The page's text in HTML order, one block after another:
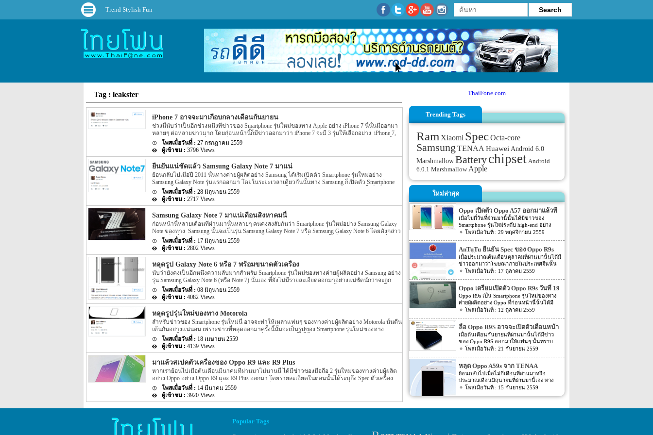
Trend Stylish Fun
Tag : leakster
iPhone 7 อาจจะมาเกือบกลางเดือนกันยายน
ช่วงนี้นับว่าเป็นอีกช่วงหนึ่งที่ข่าวของ Smartphone รุ่นใหม่ของทาง Apple อย่าง iPhone 7 นี้นั้นมีออกมา
หลายๆ ต่อหลายข่าวมาก โดยก่อนหน้านี้ก็มีข่าวออกมาว่า iPhone 7 จะมี 3 รุ่นให้เลือกอย่าง iPhone 7,
iPhone 7 Plus และรุ่นที่มีราคาที่แพงกว่าเดิมอย่างรุ่น iPhone 7 Pro ออกมาให้เลือก โดยข่าวในตอนนั้น
ค่อนข้างที่จะเป็นจริงเพราะได้มี video หลุดออกมา โดยใน video ระบุอย่างแน่ชัดว่า iPhone 7 มี 3 รุ่นให้
เลือกแน่นอน อีกทั้ง iPhone 7 นี้จะมาพร้อมกับ dual-camera ที่ก่อนหน้านี้ยังคงเป็นข่าวลืออยู่อีกด้วย แต่
ล่าสุดนั้นกลับมีข่าวความคืบหน้าของ iPhone 7 ออกมาอีกครั้ง สำหรับข่าวล่าสุดของ iPhone 7 นี้นั้นได้
ระบุว่า iPhone 7 อาจจะมาประมาณเกือบกลางเดือนกันยายนที่จะถึงนี้แน่นอน โดยรายละเอียดดังกล่าว
นี้นั้นหลายๆ คนอาจจะคิดว่าเป็นเพียงข่าวลือ […]
27 กรกฎาคม 2559
3796 Views
ยืนยันแน่ชัดแล้ว Samsung Galaxy Note 7 มาแน่
ย้อนกลับไปเมื่อปี 2011 นั้นทางค่ายผู้ผลิตอย่าง Samsung ได้เริ่มเปิดตัว Smartphone รุ่นใหม่อย่าง
Samsung Galaxy Note รุ่นแรกออกมา โดยในระยะเวลาเดียวกันนั้นทาง Samsung ก็เปิดตัว Smartphone
อีกรุ่นหนึ่งอย่าง Galaxy S II ออกมาด้วย โดยในแต่ละปีนั้นทางค่ายผู้ผลิตอย่าง Samsung นั้นก็เปิดตัว
Galaxy Note รุ่นใหม่ๆ ออกด้วย พร้อมกับ Galaxy รุ่นใหม่ๆ ออกมาด้วยเช่นกัน โดยแต่ละรุ่นนั้นก็มีชื่อเรียก
ที่ไล่มาเรื่อยๆ พร้อมกับ Spec และ Feature ภายในตัวเครื่องที่ถูกพัฒนาให้เพิ่มมากขึ้นไปอีกนั้นเอง แต่
ล่าสุดนั้นกลับมีข่าว Samsung Galaxy Note รุ่นใหม่ของทาง Samsung ออกมาอีกครั้ง โดยก่อนหน้านี้
Samsung Galaxy Note รุ่นใหม่ของทาง Samsung นั้นยังถือว่าเป็นข่าวที่ไม่ถูกเปิดเผยออกมามากนัก อีก
ทั้งชื่อรุ่นอย่าง Samsung Galaxy Note […]
28 มิถุนายน 2559
2717 Views
Samsung Galaxy Note 7 มาแน่เดือนสิงหาคมนี้
ก่อนหน้านี้หลายเดือนที่ผ่านมานั้นหลายๆ คนคงสงสัยกันว่า Smartphone รุ่นใหม่อย่าง Samsung Galaxy
Note ของทาง Samsung นั้นจะเป็นรุ่น Samsung Galaxy Note 7 หรือ Samsung Galaxy Note 6 โดยดังกล่าว
ถือว่าเป็นที่น่าสงสัยเป็นอย่างมาก แต่เมื่อปลายเดือนพฤษภาคมที่ผ่านมานั้นก็มีข่าวออกมาอีกว่าชื่อของ
Galaxy Note นั้นจะเป็นรุ่น Galaxy Note 7 โดยรายละเอียดดังกล่าวนั้นยังไม่เป็นที่ยืนยันอย่างแน่ชัดนัก
แต่ก็ถือว่ามีความเป็นไปได้ว่าจะเป็น Galaxy Note 7 แต่ล่าสุดนี้นั้นกลับมีข่าวของ Galaxy Note 7 รุ่นใหม่
นี้ออกมาอีกครั้ง สำหรับข่าวความเคลื่อนใหวของ Galaxy Note รุ่นใหม่ของทาง Samsung อย่าง Samsung
Galaxy Note 7 ล่าสุดนี้นั้นได้มีข่าวออกมาว่าทาง Samsung จะเปิดตัว Galaxy Note 7 รุ่นใหม่นี้ออกมา
ประมาณต้นเดือนสิงหาคมหรือประมาณวันที่ 2 […]
17 มิถุนายน 2559
2802 Views
หลุดรูป Galaxy Note 6 หรือ 7 พร้อมขนาดตัวเครื่อง
นับว่ายังคงเป็นอีกหนึ่งความลับมากสำหรับ Smartphone รุ่นใหม่ของทางค่ายผู้ผลิตอย่าง Samsung อย่าง
รุ่น Samsung Galaxy Note 6 (หรือ Note 7) นั่นเอง ที่ยังไม่มีรายละเอียดออกมาอย่างแน่ชัดนักว่าจะถูก
เรียกว่าอะไรระหว่าง Samsung Galaxy Note 6 หรือ Samsung Galaxy Note 7 นั้นเอง โดยก่อนหน้านี้ได้มี
รายละเอียดของ Galaxy Note 6 หรือ 7 ถูกเปิดเผยออกมา โดยข่าวตอนนั้นเป็นรูปหลุดตัวเครื่องที่เป็น
แบบ blueprints รวมไปถึงยังเป็นรูป 3D render อีกด้วย แต่ล่าสุดนั้นกลับมีรูปของ Galaxy Note 6 หรือ 7 ถูก
เปิดเผยออกมาอีกครั้ง สำหรับข่าวล่าสุดของ Galaxy Note 6 หรือ 7 ของทาง Samsung ล่าสุดนั้นจะเป็นรูป
หลุดอีกหนึ่งรูป แต่รูปหลุดในครั้งนี้จะไม่เหมือนแบบเดิม แต่รูปดังกล่าวเป็นรูปของตัวเครื่องแบบ […]
08 มิถุนายน 2559
4082 Views
หลุดรูปรุ่นใหม่ของทาง Motorola
สำหรับข่าวของ Smartphone รุ่นใหม่นี้ อาจจะทำให้เหล่าแฟนๆ ของทางค่ายผู้ผลิตอย่าง Motorola นั้นตื่น
เต้นกันอย่างแน่นอน เพราะข่าวที่หลุดออกมาครั้งนี้นั้นจะเป็นรูปของ Smartphone รุ่นใหม่ของทาง
Motorola นั้นเอง สำหรับรายละเอียดของข่าวที่หลุดออกมาครั้งนี้นั้นจะเป็นข่าวหลุดของ Smartphone รุ่น
ใหม่ของทาง Motorola ที่ถูกเปิดเผยลงมายังบนโลก Social อย่าง twitter โดยผู้ที่โพสข่าวหลุดดังกล่าวนี้
นั้นเป็นใครเป็นไม่ได้นอกจาก leakster ที่น่าเชื่อถืออีกหนึ่งคนอย่าง @evleaks โดยรุปที่ถูกเปิดเผยออกมา
นั้นเป็นรูปปุ่ม ทางด้านหน้าของตัวเครื่องนั้นเอง โดยจะเป็นปุ่มของรุ่น Moto G4 Plus โดยปุ่มดังกล่าวนี้
นั้นคาดว่าจะเป็นปุ่ม home นั้นเอง แต่น่าเสียดายตรงที่รายละเอียดที่ที่ถูกเปิดเผยออกมาบน โลก Social
อย่าง twitter ของ leakster อย่าง @evleaks นี้นั้นไม่มีรายละเอียดของ Spec ภายในตัวเครื่องรวมไปถึง
ราคาของตัวเครื่องออกมาด้วย แต่สิ่งหนึ่งที่เราทราบกันดีอยู่แล้วนั้นว่า Moto G4 Plus รุ่นใหม่ของทาง
Motorola นี้นั้นอาจจะมี Feature อย่าง fingerprint […]
18 เมษายน 2559
4139 Views
มาแล้วสเปคตัวเครื่องของ Oppo R9 และ R9 Plus
หากเราย้อนไปเมื่อต้นเดือนมีนาคมที่ผ่านมาไม่นานนี้ ได้มีข่าวของมือถือ 2 รุ่นใหม่ของทางค่ายผู้ผลิต
อย่าง Oppo อย่าง Oppo R9 และ R9 Plus ออกมา โดยรายละเอียดในตอนนั้นได้ระบุถึง Spec ตัวเครื่อง
ของ Oppo R9 และ R9 Plus ที่ถูกเปิดเผยบนหน้าเว็บไซต์อย่าง TENAA กันไปแล้ว หลังจากข่าว Spec
จาก TENAA เพียงไม่กี่วันนั้นก็มีความคืบหน้าของทั้ง 2 รุ่นนี้ออกมาอีกครั้ง โดยรายละเอียดได้ระบุถึง
กำหนดเปิดตัว Oppo R9 และ R9 Plus ที่จะมีขึ้นประมาณวันที่ 17 มีนาคมที่จะถึงนี้เอง แต่ล่าสุดนั้นได้มี
ข่าวของทั้ง 2 รุ่นนี้ออกมาอีกครั้ง โดยรายละเอียดของ Oppo R9 และ R9 Plus ที่ออกมานั้นจะเป็นในส่วน
14 มีนาคม 2559
3920 Views
ThaiFone.com
Trending Tags
Ram Xiaomi SpecOcta-core
Samsung TENAAHuawei Android 6.0
MarshmallowBatterychipset Android
6.0.1 Marshmallow Apple
ใหม่ล่าสุด
Oppo เปิดตัว Oppo A57 ออกมาแล้วที่
จีน
เมื่อไม่กี่วันที่ผ่านมานี้นั้นได้มีข่าวของ
Smartphone รุ่นใหม่ระดับ high-end อย่าง
Oppo Find 9 ของทางค่ายผู้ผลิตอย่าง Oppo
มาระบุว่าจะไม่เปิดตัว Oppo Find 9 ออกมา
ภายในระยะเวลา 3 เดือนแรกของปี 2017 ที่
จะถึงนี้แน่นอน แต่ล่าสุดนั้นทาง Oppo ก็
เลือกปล่อย Smartphone รุ่นใหม่ระดับกลาง
อย่าง Oppo A57 ออกมาแล้ว โดยการเปิดตัว
นั้นได้ถูกเปิดตัวที่ประเทศจีน สำหรับตัวเครื่อง
จะเป็นอย่างไรนั้นไปดูกันเลยดีกว่า โดยตัว
เครื่องนั้นจะมาพร้อมกับความแตกต่างจากรุ่น
อื่นๆ โดยรอบๆ ตัวเครื่องนั้นจะเป็น metal สี
ของตัวเครื่องจะมีสีอย่าง gold หรือ rose gold
โดยหน้าจอของตัวเครื่องนั้นจะถูกป้องกันด้วย
2.5D curved glass ขนาดของหน้าจอแสดงผล
นั้นจะมีขนาดอยู่ที่ 5.2 นิ้ว โดยจะให้ความ
ละเอียดของหน้าจออยู่ที่ 720p ในส่วนของ
ความละเอียดของกล้องนั้นจะให้ความ
ละเอียดอยู่ที่ 13 MP สำหรับกล้องทางด้านหลัง
29 พฤศจิกายน 2559
AnTuTu ยืนยัน Spec ของ Oppo R9s
อีกครั้ง
เมื่อประมาณต้นเดือนตุลาคมที่ผ่านมานั้นได้มี
ข่าวออกมาว่าโฆษณาภายในประเทศจีนนั้น
ได้เปิดเผยว่าทางค่ายผู้ผลิตอย่าง Oppo นั้นจะ
และ R9S Plus ออกมา หลังจากนั้นก็มีข่าว
ของทั้งรุ่น Oppo R9S และ R9S Plus ออกมา
อย่างต่อเนื่อง จากนั้นก็มีข่าวออกมาว่าทาง
Oppo นั้นได้ส่งหมายเชิญสำหรับงานเปิดตัว
ออกมารวมไปถึงระบุกำหนดวันเปิดตัวออกมา
อีกด้วยว่างานเปิดตัวทั้ง Oppo R9S และ R9S
Plus จะมีขึ้นในวันที่ 17 ตุลาคมที่จะถึงนี้เอง
แต่ล่าสุดนั้นกลับมีข่าวของทั้ง 2 รุ่นนี้ออกมา
อีกครั้ง สำหรับข่าวล่าสุดของ 2 Smartphone
รุ่นใหม่ของทาง Oppo อย่าง Oppo R9S และ
R9S Plus นี้นั้นตามข่าวระบุว่าบนหน้า
เว็บไซต์อย่าง AnTuTu นั้นได้เปิดเผย Spec
ของ Oppo R9s ออกมาอีกครั้ง โดยก่อนหน้านี้
ได้มีข่าวเกี่ยวกับ Spec ของ […]
17 ตุลาคม 2559
Oppo เตรียมเปิดตัว Oppo R9s วันที่ 19
ตุลาคมนี้
Oppo R9s เป็น Smartphone รุ่นใหม่ของทาง
ค่ายผู้ผลิตอย่าง Oppo ที่ก่อนหน้านี้นั้นได้มี
ข่าวต่างๆ ออกมาหลายๆ ต่อหลายข่าวมาก
คือกำหนดเปิดตัว Oppo R9s ออกมาอย่างเป็น
ทางการนั้นเอง โดยล่าสุดนั้นกลับมีข่าวความ
คืบหน้าของ Oppo R9s ออกมาให้ๆ แฟนๆ ที่
ตั้งตารอคอยนั้นตื่นเต้นกันอีกครั้ง สำหรับราย
ละเอียดล่าสุดของ Oppo R9s นั้นตามข่าวระบุ
ว่า Oppo นั้นเตรียมที่จะเปิดตัว Smartphone
อย่าง Oppo R9s นี้ออกมาในวันที่ 19 ตุลาคมที่
จะถึงนี้เอง โดยก่อนหน้านี้นั้นเมื่อไม่นานมานี้
นั้นในโฆษณาในทีวีในประเทศจีนนั้นได้มี
โฆษณาเกี่ยวกับ Oppo R9s ออกมาแล้ว โดย
รายละเอียดในโฆษณาในทีวีนั้นไม่ได้ระบุถึง
กำหนดเปิดตัว Oppo R9s รุ่นนี้ออกมาอย่าง
12 ตุลาคม 2559
ลือ Oppo R9S อาจจะเปิดตัวเดือนหน้า
เมื่อต้นเดือนกันยายนที่ผ่านมานั้นได้มีข่าว
ของ Oppo R9S ออกมาให้แฟนๆ นั้นทราบ
รายละเอียดกันไปแล้ว โดยรายละเอียดของ
ผ่าน แต่หลังจากนั้นข่าวของ Oppo R9S ก็
เงียบหายไป โดยไม่มีรายละเอียดใดๆ ถูกเปิด
เผยออกมาให้แฟนๆ นั้นทราบกันอีกเลย แต่
ล่าสุดนั้นกลับมีข่าวความคืบหน้าของ Oppo
R9S ออกมาอีกครั้ง สำหรับรายละเอียดล่าสุด
R9S จะถูกเปิดตัวออกมาในเดือนหน้าหรือ
21 กันยายน 2559
หลุด Oppo A59s จาก TENAA
ย้อนกลับไปเมื่อไม่กี่เดือนที่ผ่านมาหรือ
ประมาณเดือนมิถุนายนที่ผ่านมานี้เอง ทาง
ค่ายผู้ผลิตอย่าง Oppo นั้นได้เปิดตัว
ต่อยอดของ Oppo A59 ออกมาให้เราทราบ
15 กันยายน 2559
Popular Tags